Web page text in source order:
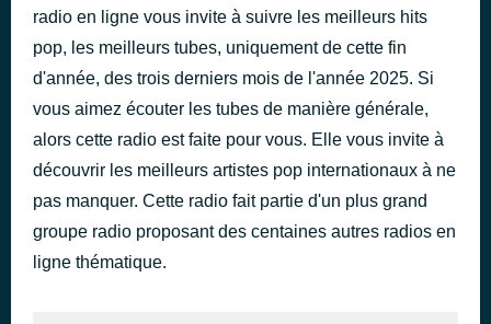
radio en ligne vous invite à suivre les meilleurs hits
pop, les meilleurs tubes, uniquement de cette fin
d'année, des trois derniers mois de l'année 2025. Si
vous aimez écouter les tubes de manière générale,
alors cette radio est faite pour vous. Elle vous invite à
découvrir les meilleurs artistes pop internationaux à ne
pas manquer. Cette radio fait partie d'un plus grand
groupe radio proposant des centaines autres radios en
ligne thématique.